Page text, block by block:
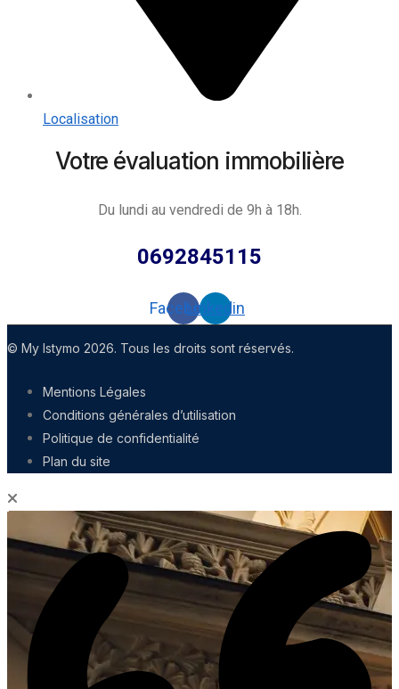
Localisation
Votre évaluation immobilière
Du lundi au vendredi de 9h à 18h.
0692845115
Facebook
Linkedin
© My Istymo 2026. Tous les droits sont réservés.
Mentions Légales
Conditions générales d’utilisation
Politique de confidentialité
Plan du site